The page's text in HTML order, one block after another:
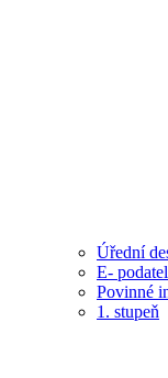
Úřední
E-
Povinné
1. stupeň